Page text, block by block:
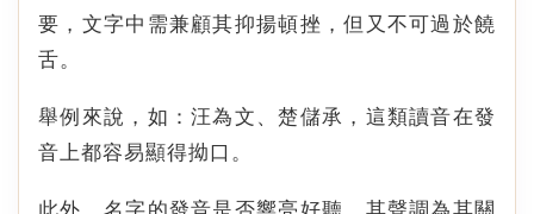
要，文字中需兼顧其抑揚頓挫，但又不可過於饒
舌。
舉例來說，如：汪為文、楚儲承，這類讀音在發
音上都容易顯得拗口。
此外，名字的發音是否響亮好聽，其聲調為其關